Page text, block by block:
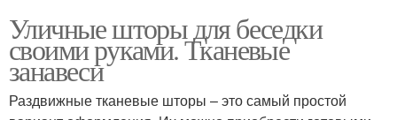
Уличные шторы для беседки
своими руками. Тканевые
занавеси
Раздвижные тканевые шторы – это самый простой